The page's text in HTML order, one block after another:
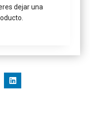
dejar una